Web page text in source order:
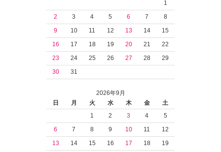
1
2
3 4 5 6 7
8
9
10 11 12 13 14
15
16
17 18 19 20 21
22
23
24 25 26 27 28
29
30
31
2026年9月
日
月 火 水 木 金
土
1
2 3 4
5
6
7 8 9 10 11
12
13
14 15 16 17 18
19